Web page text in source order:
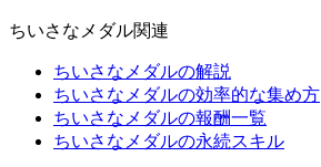
ちいさなメダル関連
ちいさなメダルの解説
ちいさなメダルの効率的な集め方
ちいさなメダルの報酬一覧
ちいさなメダルの永続スキル